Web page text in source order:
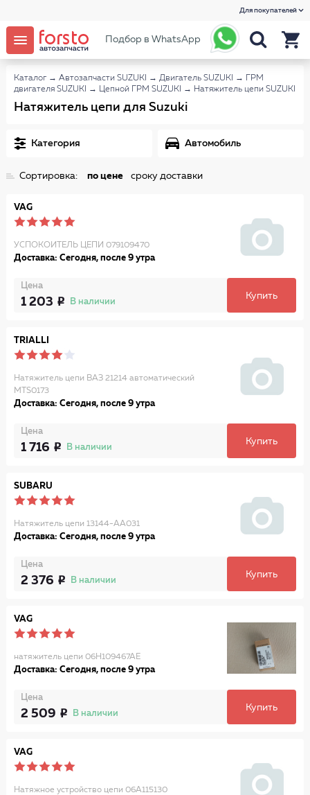
Для покупателей
Подбор в WhatsApp
Каталог → Автозапчасти SUZUKI → Двигатель SUZUKI →
ГРМ
двигателя SUZUKI
→ Цепной ГРМ SUZUKI → Натяжитель цепи SUZUKI
Натяжитель цепи для Suzuki
Категория Автомобиль
Сортировка: по цене сроку доставки
VAG
УСПОКОИТЕЛЬ ЦЕПИ 079109470
Доставка: Сегодня, после 9 утра
Цена
1 203 В наличии
Купить
TRIALLI
Натяжитель цепи ВАЗ 21214 автоматический
MTS0173
Доставка: Сегодня, после 9 утра
Цена
1 716 В наличии
Купить
SUBARU
Натяжитель цепи 13144-AA031
Доставка: Сегодня, после 9 утра
Цена
2 376 В наличии
Купить
VAG
натяжитель цепи 06H109467AE
Доставка: Сегодня, после 9 утра
Цена
2 509 В наличии
Купить
VAG
Натяжное устройство цепи 06A115130